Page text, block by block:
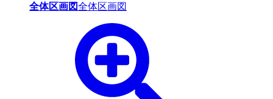
全体区画図全体区画図